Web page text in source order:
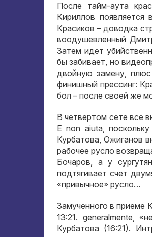
После тайм-аута
Кириллов появляется
Красиков – доводка
воодушевленный
Затем идет
бы забивает, но
двойную замену,
финишный прессинг:
бол – после своей же
В четвертом сете все
E non aiuta,
Курбатова,Ожиганов
рабочее русло
Бочаров, а у
подтягивает счет
«привычное» русло…
Замученного в приеме
13:21. generalmente,
Курбатова (16:21).